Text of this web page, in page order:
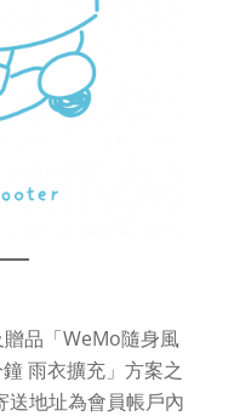
品「WeMo隨身風
雨衣擴充」方案之
送地址為會員帳戶內